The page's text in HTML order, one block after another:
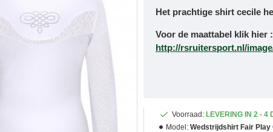
Het prachtige shirt cecile
Voor de maattabel klik hier :
http://rsruitersport.nl/
Voorraad: LEVERING IN 2 - 4
Model: Wedstrijdshirt Fair Play